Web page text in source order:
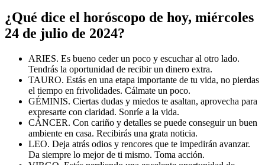
¿Qué dice el horóscopo de hoy, miércoles
24 de julio de 2024?
ARIES. Es bueno ceder un poco y escuchar al otro lado.
Tendrás la oportunidad de recibir un dinero extra.
TAURO. Estás en una etapa importante de tu vida, no pierdas
el tiempo en frivolidades. Cálmate un poco.
GÉMINIS. Ciertas dudas y miedos te asaltan, aprovecha para
expresarte con claridad. Sonríe a la vida.
CÁNCER. Con cariño y detalles se puede conseguir un buen
ambiente en casa. Recibirás una grata noticia.
LEO. Deja atrás odios y rencores que te impedirán avanzar.
Da siempre lo mejor de ti mismo. Toma acción.